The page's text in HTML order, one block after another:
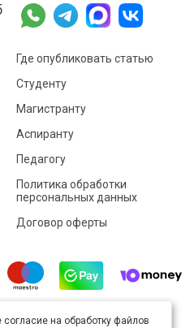
Где опубликовать статью
Студенту
Магистранту
Аспиранту
Педагогу
Политика обработки
персональных данных
Договор оферты
доступно полицензии Creative
на обработку файлов